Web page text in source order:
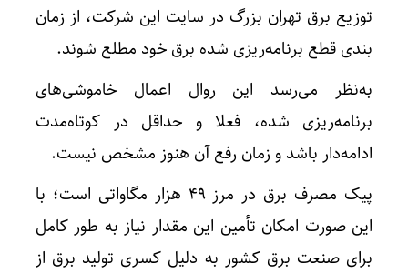
توزیع برق تهران بزرگ در سایت این شرکت، از زمان
بندی قطع برنامه‌ریزی شده برق خود مطلع شوند.
به‌نظر می‌رسد این روال اعمال خاموشی‌های
برنامه‌ریزی شده، فعلا و حداقل در کوتاه‌مدت
ادامه‌دار باشد و زمان رفع آن هنوز مشخص نیست.
پیک مصرف برق در مرز 49 هزار مگاواتی است؛ با
این صورت امکان تأمین این مقدار نیاز به طور کامل
برای صنعت برق کشور به دلیل کسری تولید برق از